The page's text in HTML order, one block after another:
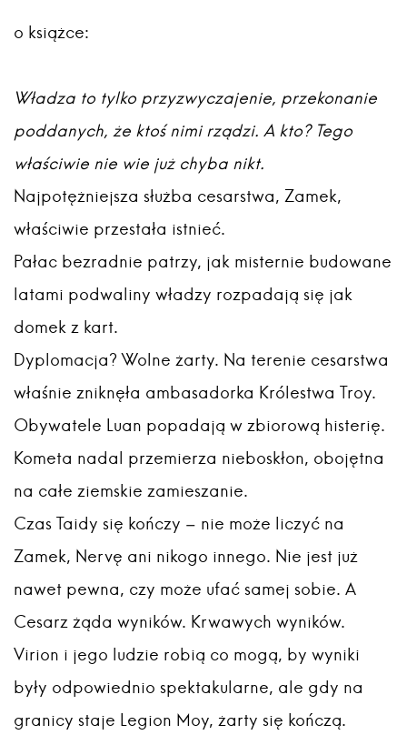
o książce:
Władza to tylko przyzwyczajenie, przekonanie
poddanych, że ktoś nimi rządzi. A kto? Tego
właściwie nie wie już chyba nikt.
Najpotężniejsza służba cesarstwa, Zamek,
właściwie przestała istnieć.
Pałac bezradnie patrzy, jak misternie budowane
latami podwaliny władzy rozpadają się jak
domek z kart.
Dyplomacja? Wolne żarty. Na terenie cesarstwa
właśnie zniknęła ambasadorka Królestwa Troy.
Obywatele Luan popadają w zbiorową histerię.
Kometa nadal przemierza nieboskłon, obojętna
na całe ziemskie zamieszanie.
Czas Taidy się kończy – nie może liczyć na
Zamek, Nervę ani nikogo innego. Nie jest już
nawet pewna, czy może ufać samej sobie. A
Cesarz żąda wyników. Krwawych wyników.
Virion i jego ludzie robią co mogą, by wyniki
były odpowiednio spektakularne, ale gdy na
granicy staje Legion Moy, żarty się kończą.